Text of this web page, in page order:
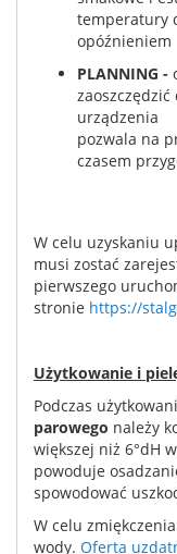
temperatury
opóźnieniem
PLANNING -
urządzenia
pozwala na
czasem
W celu uzyskaniu
musi zostać
pierwszego
stronie https://
Użytkowanie i
Podczas
parowego należy
większej niż 6°dH
powoduje
spowodować
W celu
wody. Oferta